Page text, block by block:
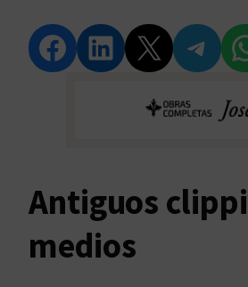
Compartir en Facebook Compartir en LinkedIn Compartir en Twitter Compartir en Telegram Compartir en WhatsApp
Antiguos
medios